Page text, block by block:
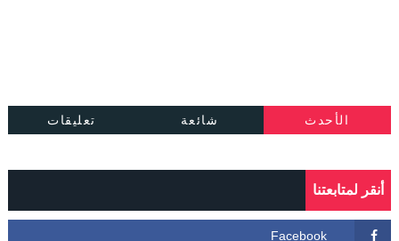
الأحدث شائعة تعليقات
أنقر لمتابعتنا